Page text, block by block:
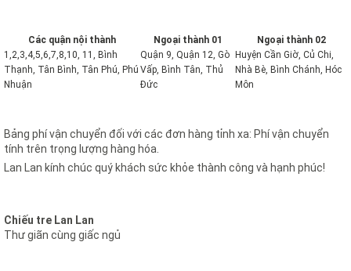
Các quận nội thành Ngoại thành 01
Ngoại thành 02
1,2,3,4,5,6,7,8,10, 11, Bình
Thạnh, Tân Bình, Tân Phú, Phú
Nhuận
Quận 9, Quận 12, Gò
Vấp, Bình Tân, Thủ
Đức
Huyện Cần Giờ, Củ Chi,
Nhà Bè, Bình Chánh, Hóc
Môn
Bảng phí vận chuyển đối với các đơn hàng tỉnh xa: Phí vận chuyển
tính trên trọng lượng hàng hóa.
Lan Lan kính chúc quý khách sức khỏe thành công và hạnh phúc!
Chiếu tre Lan Lan
Thư giãn cùng giấc ngủ